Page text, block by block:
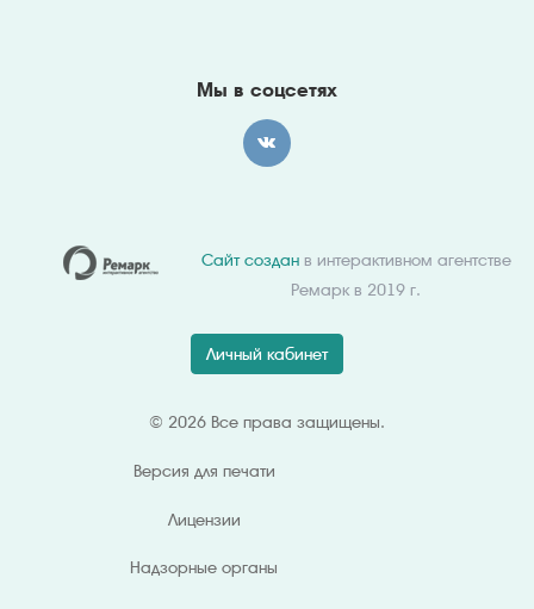
Мы в соцсетях
Сайт созданв интерактивном агентстве
Ремарк в 2019 г.
© 2026 Все права защищены.
Версия для печати
Лицензии
Надзорные органы
Личный кабинет